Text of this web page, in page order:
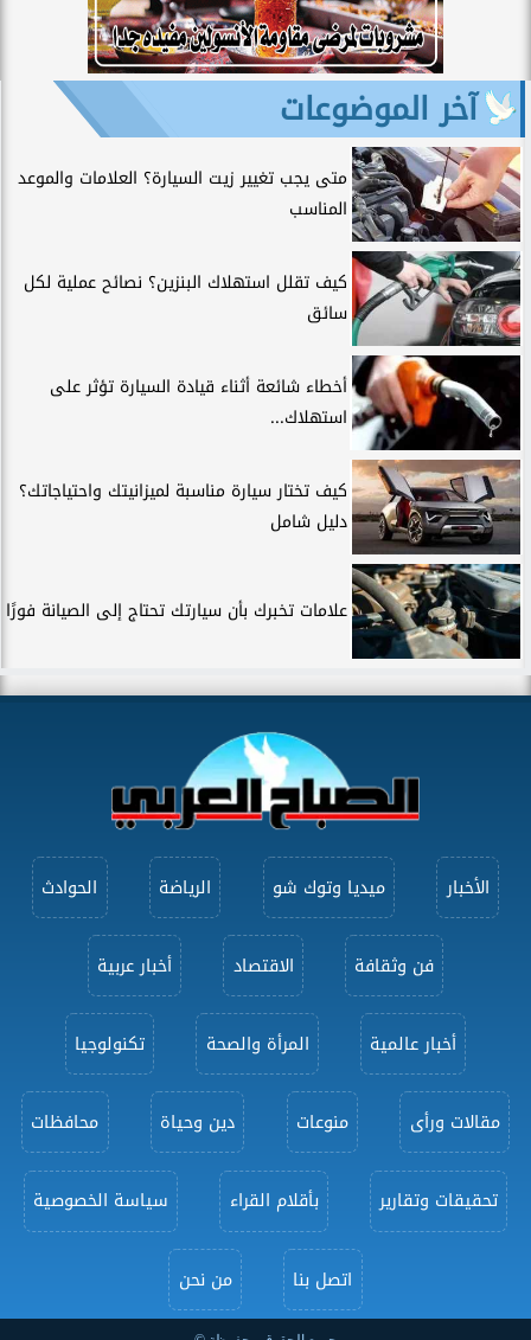
آخر الموضوعات
متى يجب تغيير زيت السيارة؟ العلامات والموعد
المناسب
كيف تقلل استهلاك البنزين؟ نصائح عملية لكل
سائق
أخطاء شائعة أثناء قيادة السيارة تؤثر على
استهلاك...
كيف تختار سيارة مناسبة لميزانيتك واحتياجاتك؟
دليل شامل
علامات تخبرك بأن سيارتك تحتاج إلى الصيانة فورًا
الأخبار ميديا وتوك شو الرياضة الحوادث
فن وثقافة الاقتصاد أخبار عربية
أخبار عالمية المرأة والصحة تكنولوجيا
مقالات ورأى منوعات دين وحياة محافظات
تحقيقات وتقارير بأقلام القراء سياسة الخصوصية
اتصل بنا من نحن